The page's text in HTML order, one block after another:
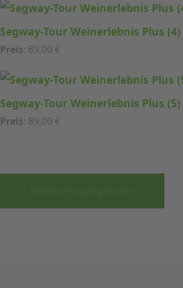
Segway-Tour Weinerlebnis Plus (4)
Preis: 89,00 €
Segway-Tour Weinerlebnis Plus (5)
Preis: 89,00 €